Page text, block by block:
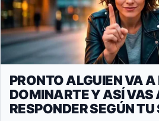
PRONTO ALGUIEN VA
DOMINARTE Y ASÍ VAS
RESPONDER SEGÚN TU